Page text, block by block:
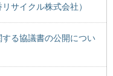
サイクル株式会社）
る協議書の公開につい